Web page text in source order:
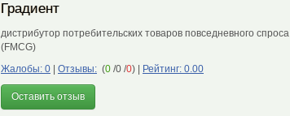
Градиент
дистрибутор потребительских товаров повседневного спроса
(FMCG)
Жалобы: 0
Отзывы: (0 /0 /0) Рейтинг: 0.00
Оставить отзыв